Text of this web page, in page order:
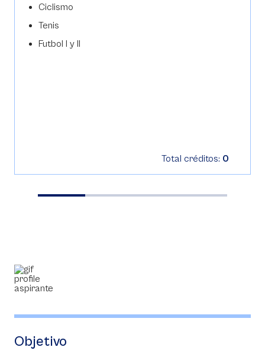
Ciclismo
Tenis
Futbol I y II
Total créditos: 0
Objetivo